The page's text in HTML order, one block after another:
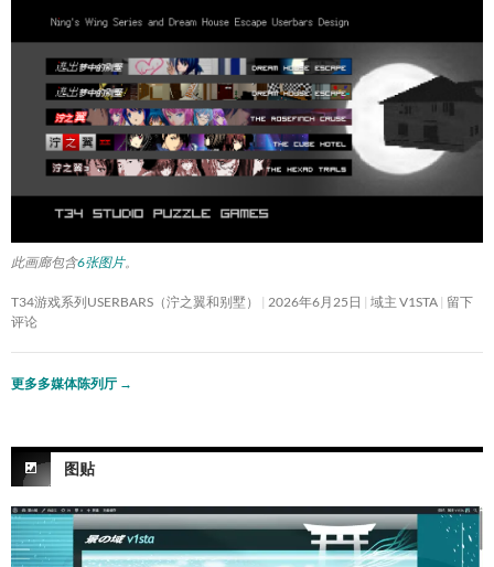
此画廊包含6张图片。
T34游戏系列USERBARS（泞之翼和别墅） 2026年6月25日 域主 V1STA 留下
评论
更多多媒体陈列厅 →
图贴